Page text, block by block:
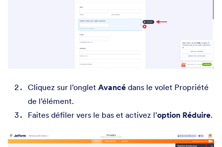
Cliquez sur l’onglet Avancé dans le volet Propriété
de l’élément.
Faites défiler vers le bas et activez l’option Réduire.